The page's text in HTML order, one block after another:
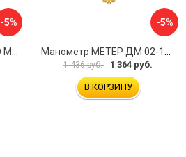
-5% -5%
1 436 руб. 1 364 руб.
В КОРЗИНУ